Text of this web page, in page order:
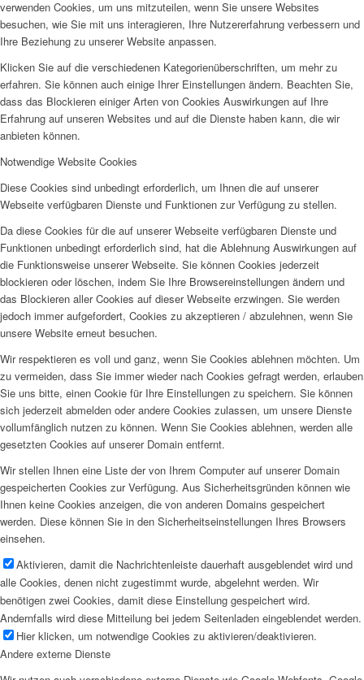
verwenden Cookies, um uns mitzuteilen, wenn Sie unsere Websites
besuchen, wie Sie mit uns interagieren, Ihre Nutzererfahrung verbessern und
Ihre Beziehung zu unserer Website anpassen.
Klicken Sie auf die verschiedenen Kategorienüberschriften, um mehr zu
erfahren. Sie können auch einige Ihrer Einstellungen ändern. Beachten Sie,
dass das Blockieren einiger Arten von Cookies Auswirkungen auf Ihre
Erfahrung auf unseren Websites und auf die Dienste haben kann, die wir
anbieten können.
Notwendige Website Cookies
Diese Cookies sind unbedingt erforderlich, um Ihnen die auf unserer
Webseite verfügbaren Dienste und Funktionen zur Verfügung zu stellen.
Da diese Cookies für die auf unserer Webseite verfügbaren Dienste und
Funktionen unbedingt erforderlich sind, hat die Ablehnung Auswirkungen auf
die Funktionsweise unserer Webseite. Sie können Cookies jederzeit
blockieren oder löschen, indem Sie Ihre Browsereinstellungen ändern und
das Blockieren aller Cookies auf dieser Webseite erzwingen. Sie werden
jedoch immer aufgefordert, Cookies zu akzeptieren / abzulehnen, wenn Sie
unsere Website erneut besuchen.
Wir respektieren es voll und ganz, wenn Sie Cookies ablehnen möchten. Um
zu vermeiden, dass Sie immer wieder nach Cookies gefragt werden, erlauben
Sie uns bitte, einen Cookie für Ihre Einstellungen zu speichern. Sie können
sich jederzeit abmelden oder andere Cookies zulassen, um unsere Dienste
vollumfänglich nutzen zu können. Wenn Sie Cookies ablehnen, werden alle
gesetzten Cookies auf unserer Domain entfernt.
Wir stellen Ihnen eine Liste der von Ihrem Computer auf unserer Domain
gespeicherten Cookies zur Verfügung. Aus Sicherheitsgründen können wie
Ihnen keine Cookies anzeigen, die von anderen Domains gespeichert
werden. Diese können Sie in den Sicherheitseinstellungen Ihres Browsers
einsehen.
Aktivieren, damit die Nachrichtenleiste dauerhaft ausgeblendet wird und
alle Cookies, denen nicht zugestimmt wurde, abgelehnt werden. Wir
benötigen zwei Cookies, damit diese Einstellung gespeichert wird.
Andernfalls wird diese Mitteilung bei jedem Seitenladen eingeblendet werden.
Hier klicken, um notwendige Cookies zu aktivieren/deaktivieren.
Andere externe Dienste